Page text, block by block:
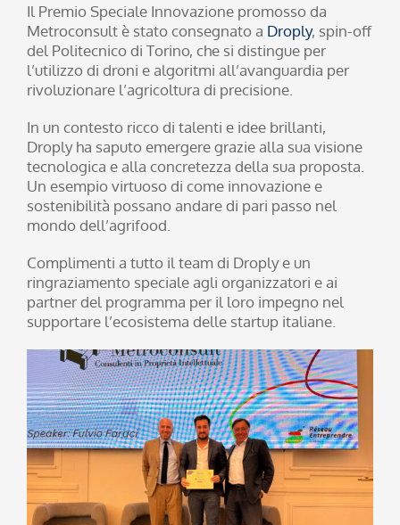
Il Premio Speciale Innovazione promosso da
Metroconsult è stato consegnato a Droply, spin-off
del Politecnico di Torino, che si distingue per
l’utilizzo di droni e algoritmi all’avanguardia per
rivoluzionare l’agricoltura di precisione.
In un contesto ricco di talenti e idee brillanti,
Droply ha saputo emergere grazie alla sua visione
tecnologica e alla concretezza della sua proposta.
Un esempio virtuoso di come innovazione e
sostenibilità possano andare di pari passo nel
mondo dell’agrifood.
Complimenti a tutto il team di Droply e un
ringraziamento speciale agli organizzatori e ai
partner del programma per il loro impegno nel
supportare l’ecosistema delle startup italiane.